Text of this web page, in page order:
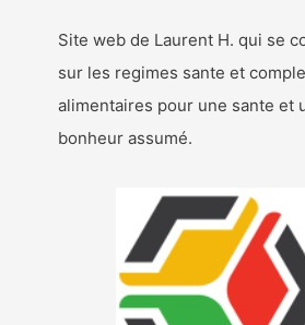
Site web de Laurent H. qui se
sur les regimes sante et
alimentaires pour une sante et
bonheur assumé.